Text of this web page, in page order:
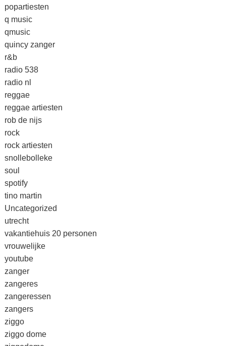
popartiesten
q music
qmusic
quincy zanger
r&b
radio 538
radio nl
reggae
reggae artiesten
rob de nijs
rock
rock artiesten
snollebolleke
soul
spotify
tino martin
Uncategorized
utrecht
vakantiehuis 20 personen
vrouwelijke
youtube
zanger
zangeres
zangeressen
zangers
ziggo
ziggo dome